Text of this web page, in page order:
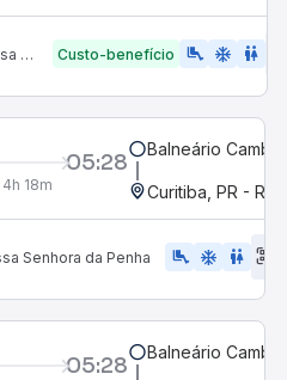
Viação Expresso Nossa Senhora da Penha Custo-benefício airline_seat_legroom_extra ac_unit WC
05:28
4h 18m
Balneário
Curitiba, PR -
Senhora da Penha airline_seat_legroom_extra ac_unit WC
05:28 Balneário